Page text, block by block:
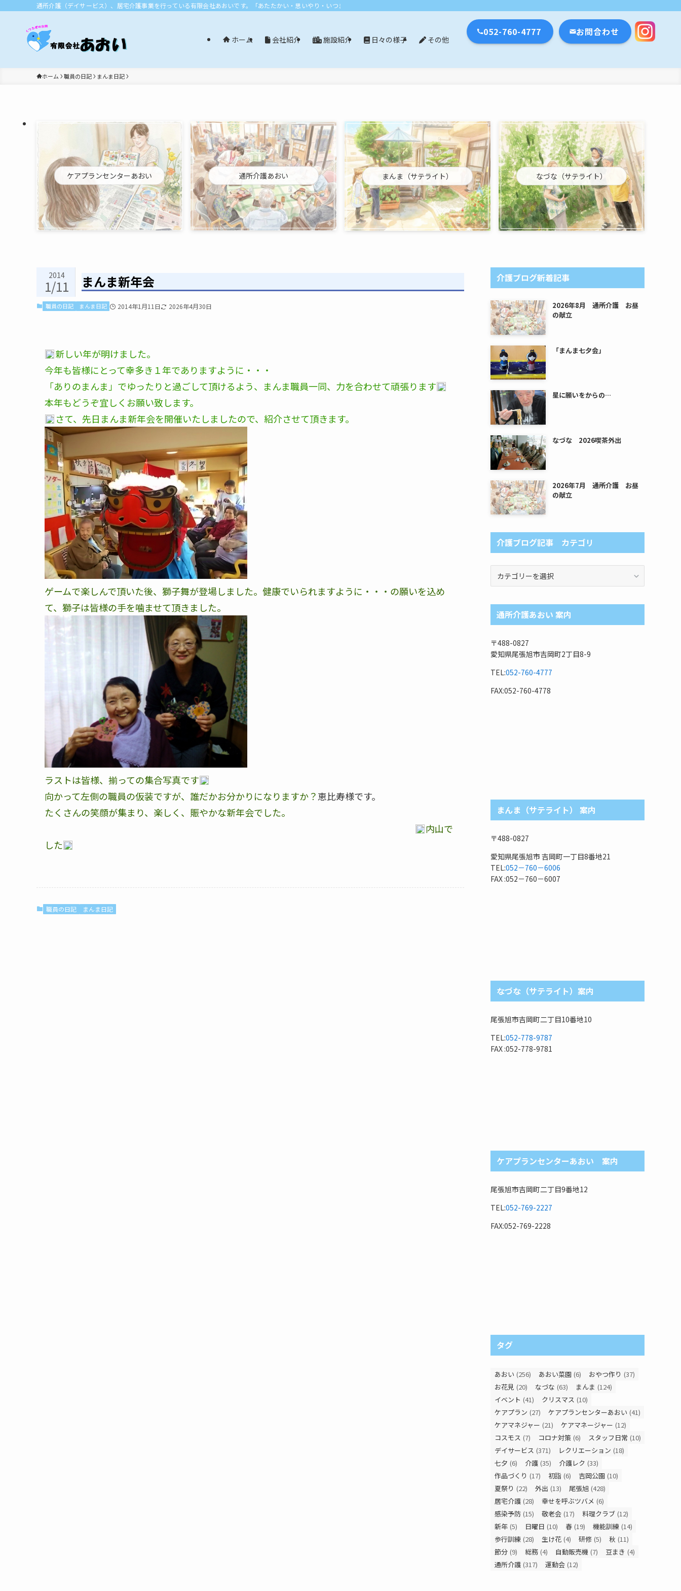
通所介護（デイサービス）、居宅介護事業を行っている有限会社あおいです。「あたたかい・思いやり・いつまでも」エリア：尾張旭市・長久手市・瀬戸市・名古屋市
ホーム 会社紹介 施設紹介 日々の様子 その他
052-760-4777 お問合わせ
ホーム 職員の日記 まんま日記
ケアプランセンターあおい 通所介護あおい まんま（サテライト） なづな（サテライト）
まんま新年会
2014
1/11
職員の日記 まんま日記 2014年1月11日 2026年4月30日
新しい年が明けました。
今年も皆様にとって幸多き１年でありますように・・・
「ありのまんま」でゆったりと過ごして頂けるよう、まんま職員一同、力を合わせて頑張ります
本年もどうぞ宜しくお願い致します。
さて、先日まんま新年会を開催いたしましたので、紹介させて頂きます。
ゲームで楽しんで頂いた後、獅子舞が登場しました。健康でいられますように・・・の願いを込め
て、獅子は皆様の手を噛ませて頂きました。
ラストは皆様、揃っての集合写真です
向かって左側の職員の仮装ですが、誰だかお分かりになりますか？恵比寿様です。
たくさんの笑顔が集まり、楽しく、賑やかな新年会でした。
内山で
した
職員の日記 まんま日記
介護ブログ新着記事
2026年8月 通所介護 お昼
の献立
「まんま七夕会」
星に願いをからの…
なづな 2026喫茶外出
2026年7月 通所介護 お昼
の献立
介護ブログ記事 カテゴリ
ロ
グ
記
カ
テ
ゴ
通所介護あおい 案内
〒488-0827
愛知県尾張旭市吉岡町2丁目8-9
TEL:052-760-4777
FAX:052-760-4778
まんま（サテライト） 案内
〒488-0827
愛知県尾張旭市 吉岡町一丁目8番地21
TEL:052－760－6006
FAX :052－760－6007
なづな（サテライト）案内
尾張旭市吉岡町二丁目10番地10
TEL:052-778-9787
FAX :052-778-9781
ケアプランセンターあおい 案内
尾張旭市吉岡町二丁目9番地12
TEL:052-769-2227
FAX:052-769-2228
タグ
あおい (256) あおい菜園 (6) おやつ作り (37)
お花見 (20) なづな (63) まんま (124)
イベント (41) クリスマス (10)
ケアプラン (27) ケアプランセンターあおい (41)
ケアマネジャー (21) ケアマネージャー (12)
コスモス (7) コロナ対策 (6) スタッフ日常 (10)
デイサービス (371) レクリエーション (18)
七夕 (6) 介護 (35) 介護レク (33)
作品づくり (17) 初詣 (6) 吉岡公園 (10)
夏祭り (22) 外出 (13) 尾張旭 (428)
居宅介護 (28) 幸せを呼ぶツバメ (6)
感染予防 (15) 敬老会 (17) 料理クラブ (12)
新年 (5) 日曜日 (10) 春 (19) 機能訓練 (14)
歩行訓練 (28) 生け花 (4) 研修 (5) 秋 (11)
節分 (9) 総務 (4) 自動販売機 (7) 豆まき (4)
通所介護 (317) 運動会 (12)